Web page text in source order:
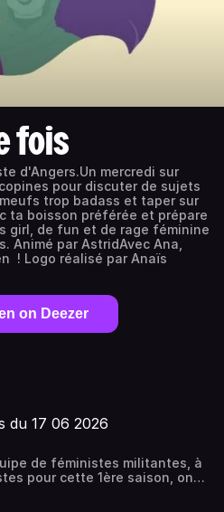
fois
d'Angers.Un mercredi sur
pour discuter de sujets
trop badass et taper sur
ta boisson préférée et prépare
girl, de fun et de rage féminine
Animé par AstridAvec Ana,
! Logo réalisé par Anaïs
on Deezer
du 17 06 2026
de féministes militantes, à
pour cette 1ère saison, on
ci-dessous pour découvrir
qu'on vous présente. > Le